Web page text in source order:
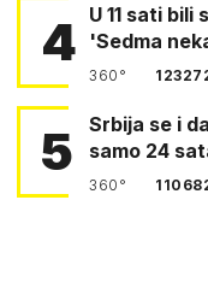
4 U 11 sati bili su pred Kninom.
'Sedma
360°
5
Srbija se i
samo 24
360°